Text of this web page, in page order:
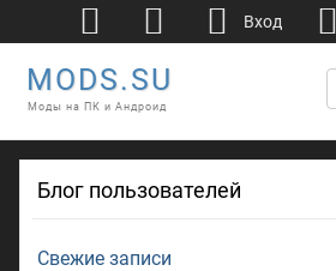
MODS.SU
Моды на ПК и Андроид
Блог пользователей
Свежие записи
Вход